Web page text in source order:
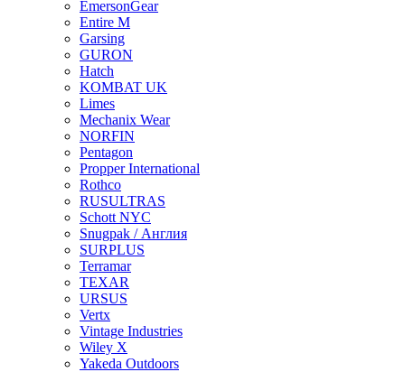
EmersonGear
Entire M
Garsing
GURON
Hatch
KOMBAT UK
Limes
Mechanix Wear
NORFIN
Pentagon
Propper International
Rothco
RUSULTRAS
Schott NYC
Snugpak / Англия
SURPLUS
Terramar
TEXAR
URSUS
Vertx
Vintage Industries
Wiley X
Yakeda Outdoors